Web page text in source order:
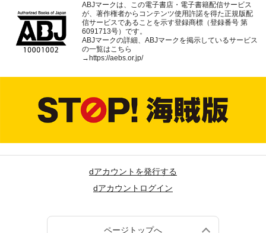
ABJマークは、この電子書店・電子書籍配信サービス
が、著作権者からコンテンツ使用許諾を得た正規版配
信サービスであることを示す登録商標（登録番号 第
6091713号）です。
ABJマークの詳細、ABJマークを掲示しているサービス
の一覧はこちら
→ https://aebs.or.jp/
dアカウントを発行する
dアカウントログイン
ページトップへ